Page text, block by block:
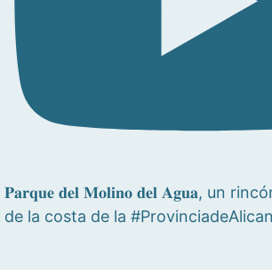
𝐏𝐚𝐫𝐪𝐮𝐞 𝐝𝐞𝐥 𝐌𝐨𝐥𝐢𝐧𝐨 𝐝𝐞𝐥 𝐀𝐠𝐮𝐚, un
de la costa de la